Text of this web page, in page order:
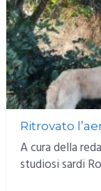
Ritrovato
A cura della
studiosi sardi